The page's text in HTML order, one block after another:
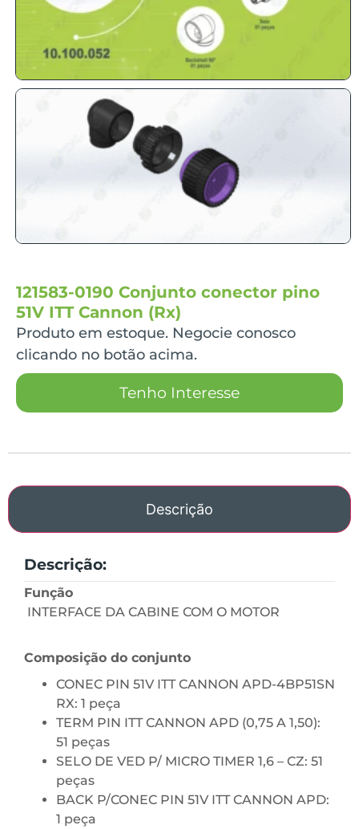
121583-0190 Conjunto conector pino
51V ITT Cannon (Rx)
Produto em estoque. Negocie conosco
clicando no botão acima.
Tenho Interesse
Descrição
Descrição:
Função
INTERFACE DA CABINE COM O MOTOR
Composição do conjunto
CONEC PIN 51V ITT CANNON APD-4BP51SN
RX: 1 peça
TERM PIN ITT CANNON APD (0,75 A 1,50):
51 peças
SELO DE VED P/ MICRO TIMER 1,6 – CZ: 51
peças
BACK P/CONEC PIN 51V ITT CANNON APD:
1 peça